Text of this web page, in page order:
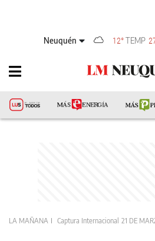
Neuquén 12° TEMP
LA MAÑANA Captura Internacional 21 DE